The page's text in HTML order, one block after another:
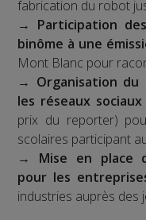
fabrication du robot
→ Participation
binôme à une
Mont Blanc pour
→ Organisation du
les réseaux sociaux
prix du reporter)
scolaires participant
→ Mise en place
pour les
industries auprès des